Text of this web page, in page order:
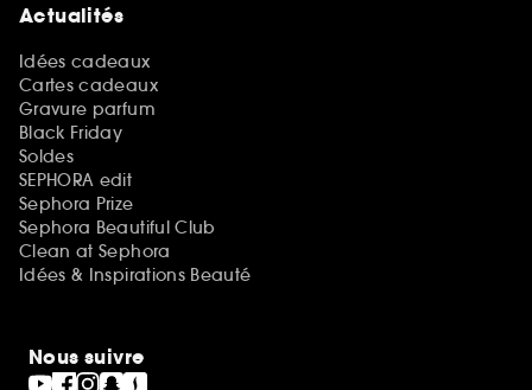
Actualités
Idées cadeaux
Cartes cadeaux
Gravure parfum
Black Friday
Soldes
SEPHORA edit
Sephora Prize
Sephora Beautiful Club
Clean at Sephora
Idées & Inspirations Beauté
Nous suivre